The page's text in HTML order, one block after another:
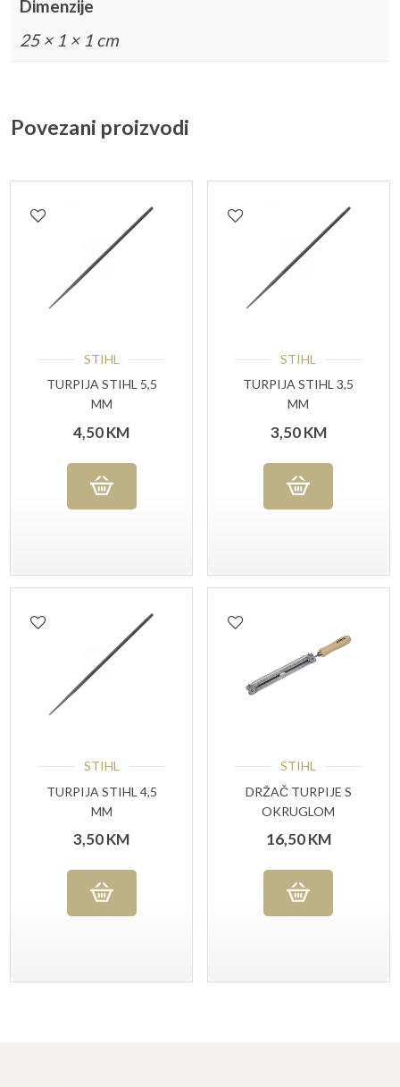
Dimenzije
25 × 1 × 1 cm
Povezani proizvodi
STIHL
TURPIJA STIHL 5,5
MM
4,50KM
STIHL
TURPIJA STIHL 3,5
MM
3,50KM
STIHL
TURPIJA STIHL 4,5
MM
3,50KM
STIHL
DRŽAČ TURPIJE S
OKRUGLOM
TURPIJOM .3/8″(ZA
LANCE MOTORNIH
PILA)
16,50KM